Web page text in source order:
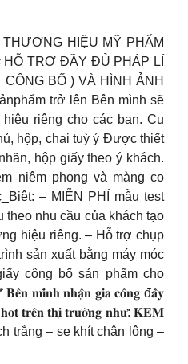
HIỆU MỸ PHẨM
HỖ TRỢ ĐẦY ĐỦ PHÁP LÍ
BỐ ) VÀ HÌNH ẢNH
trở lên Bên mình sẽ
riêng cho các bạn. Cụ
hộp, chai tuỳ ý Được thiết
hộp giấy theo ý khách.
niêm phong và màng co
– MIỄN PHÍ mẫu test
theo nhu cầu của khách tạo
hiệu riêng. – Hỗ trợ chụp
sản xuất bằng máy móc
công bố sản phẩm cho
𝐦𝐢̀𝐧𝐡 𝐧𝐡𝐚̣̂𝐧 𝐠𝐢𝐚 𝐜𝐨̂𝐧𝐠 đ𝐚̂̀𝐲
𝐭𝐫𝐞̂𝐧 𝐭𝐡𝐢̣ 𝐭𝐫𝐮̛𝐨̛̀𝐧𝐠 𝐧𝐡𝐮̛: 𝐊𝐄𝐌
trắng – se khít chân lông –